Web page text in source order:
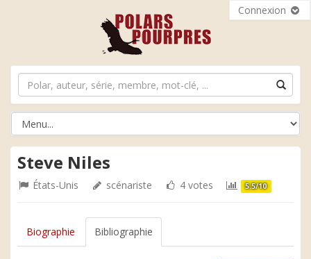
Connexion
Steve Niles
États-Unis scénariste 4 votes 5.5/10
Biographie Bibliographie